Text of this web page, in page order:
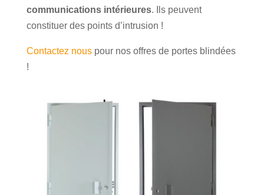
communications intérieures. Ils peuvent
constituer des points d’intrusion !
Contactez nouspour nos offres de portes blindées
!